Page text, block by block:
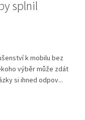
splnil
k mobilu bez
výběr může zdát
si ihned odpov...